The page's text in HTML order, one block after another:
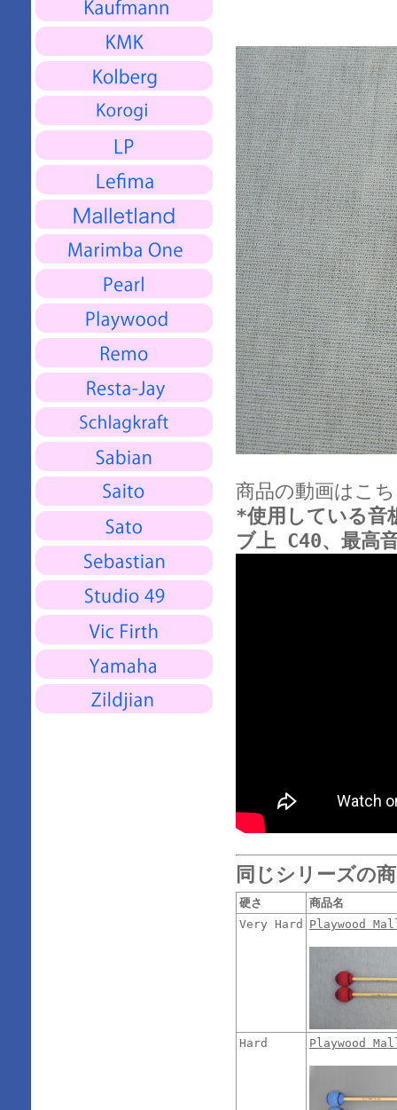
商品の動画はこ
*使用している
ブ上 C40、最高
同じシリーズの
硬さ
商品名
Very Hard
Playwood
Hard Playwood